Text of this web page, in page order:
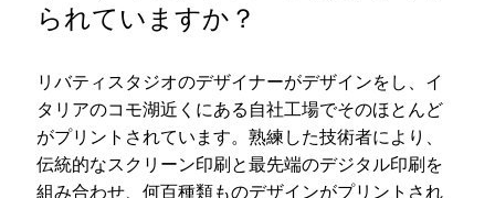
られていますか？
リバティスタジオのデザイナーがデザインをし、イ
タリアのコモ湖近くにある自社工場でそのほとんど
がプリントされています。熟練した技術者により、
伝統的なスクリーン印刷と最先端のデジタル印刷を
組み合わせ、何百種類ものデザインがプリントされ